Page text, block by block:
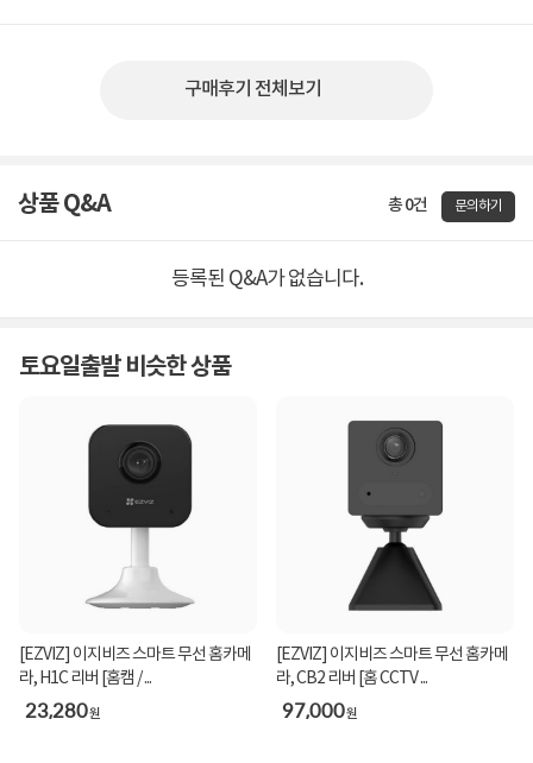
구매후기 전체보기
상품 Q&A 총 0건 문의하기
등록된 Q&A가 없습니다.
토요일출발 비슷한 상품
[EZVIZ] 이지비즈 스마트 무선 홈카메
라, H1C 리버 [홈캠 / ...
23,280원
[EZVIZ] 이지비즈 스마트 무선 홈카메
라, CB2 리버 [홈 CCTV ...
97,000원